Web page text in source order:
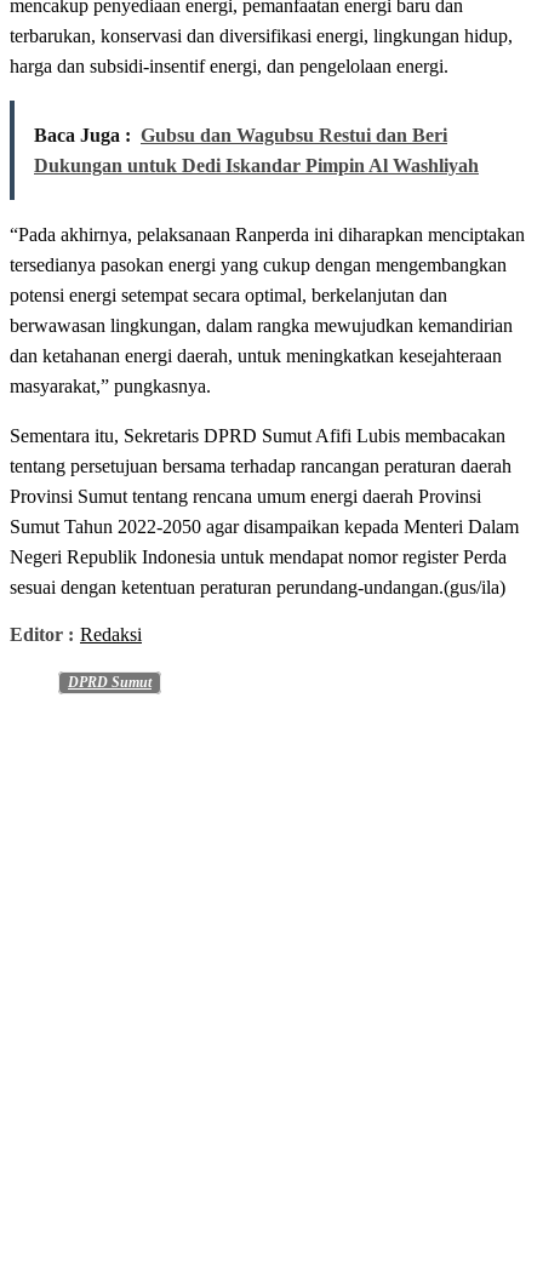
mencakup penyediaan energi, pemanfaatan energi baru dan
terbarukan, konservasi dan diversifikasi energi, lingkungan hidup,
harga dan subsidi-insentif energi, dan pengelolaan energi.
Baca Juga : Gubsu dan Wagubsu Restui dan Beri
Dukungan untuk Dedi Iskandar Pimpin Al Washliyah
“Pada akhirnya, pelaksanaan Ranperda ini diharapkan menciptakan
tersedianya pasokan energi yang cukup dengan mengembangkan
potensi energi setempat secara optimal, berkelanjutan dan
berwawasan lingkungan, dalam rangka mewujudkan kemandirian
dan ketahanan energi daerah, untuk meningkatkan kesejahteraan
masyarakat,” pungkasnya.
Sementara itu, Sekretaris DPRD Sumut Afifi Lubis membacakan
tentang persetujuan bersama terhadap rancangan peraturan daerah
Provinsi Sumut tentang rencana umum energi daerah Provinsi
Sumut Tahun 2022-2050 agar disampaikan kepada Menteri Dalam
Negeri Republik Indonesia untuk mendapat nomor register Perda
sesuai dengan ketentuan peraturan perundang-undangan.(gus/ila)
Editor : Redaksi
DPRD Sumut